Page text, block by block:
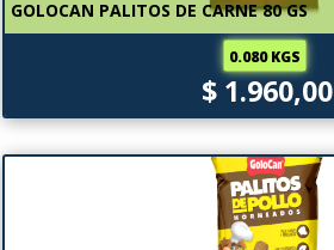
GOLOCAN PALITOS DE CARNE 80 GS
0.080 KGS
$ 1.960,00